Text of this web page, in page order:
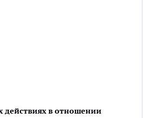
действиях в отношении